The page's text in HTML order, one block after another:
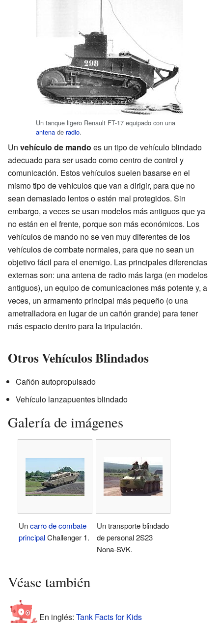
Un tanque ligero Renault FT-17 equipado con una
antena de radio.
Un vehículo de mando es un tipo de vehículo blindado
adecuado para ser usado como centro de control y
comunicación. Estos vehículos suelen basarse en el
mismo tipo de vehículos que van a dirigir, para que no
sean demasiado lentos o estén mal protegidos. Sin
embargo, a veces se usan modelos más antiguos que ya
no están en el frente, porque son más económicos. Los
vehículos de mando no se ven muy diferentes de los
vehículos de combate normales, para que no sean un
objetivo fácil para el enemigo. Las principales diferencias
externas son: una antena de radio más larga (en modelos
antiguos), un equipo de comunicaciones más potente y, a
veces, un armamento principal más pequeño (o una
ametralladora en lugar de un cañón grande) para tener
más espacio dentro para la tripulación.
Otros Vehículos Blindados
Cañón autopropulsado
Vehículo lanzapuentes blindado
Galería de imágenes
Uncarro de combate
principalChallenger 1.
Un transporte blindado
de personal 2S23
Nona-SVK.
Véase también
En inglés: Tank Facts for Kids